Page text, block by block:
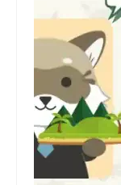
銀行貸款
其他貸款
申貸Q&A
久通專欄
時事解析
生活理財